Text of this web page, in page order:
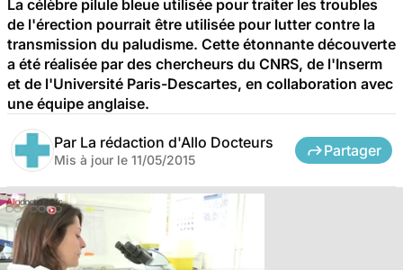
La célèbre pilule bleue utilisée pour traiter les troubles
de l'érection pourrait être utilisée pour lutter contre la
transmission du paludisme. Cette étonnante découverte
a été réalisée par des chercheurs du CNRS, de l'Inserm
et de l'Université Paris-Descartes, en collaboration avec
une équipe anglaise.
Par La rédaction d'Allo Docteurs
Mis à jour le 11/05/2015
Partager